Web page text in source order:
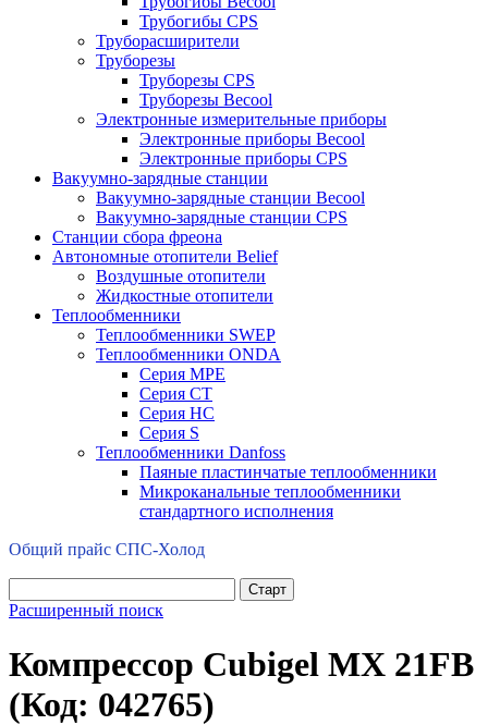
Трубогибы CPS
Труборасширители
Труборезы
Труборезы CPS
Труборезы Becool
Электронные измерительные приборы
Электронные приборы Becool
Электронные приборы CPS
Вакуумно-зарядные станции
Вакуумно-зарядные станции Becool
Вакуумно-зарядные станции CPS
Станции сбора фреона
Автономные отопители Belief
Воздушные отопители
Жидкостные отопители
Теплообменники
Теплообменники SWEP
Теплообменники ONDA
Серия MPE
Серия CT
Серия HC
Серия S
Теплообменники Danfoss
Паяные пластинчатые теплообменники
Микроканальные теплообменники
стандартного исполнения
Общий прайс СПС-Холод
Расширенный поиск
Компрессор Cubigel MX 21FB
(Код: 042765)